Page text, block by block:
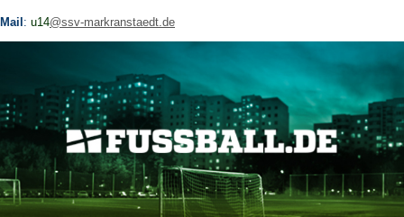
Mail : u14@ssv-markranstaedt.de